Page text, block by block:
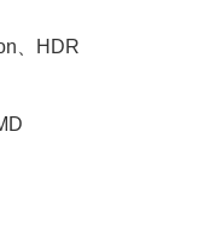
、HDR